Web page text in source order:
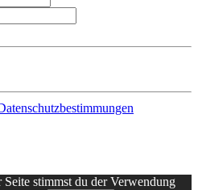
stimmst du der Verwendung